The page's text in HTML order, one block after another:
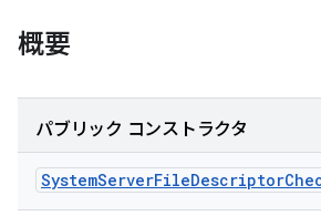
概要
パブリック コンストラクタ
SystemServerFileDescriptor